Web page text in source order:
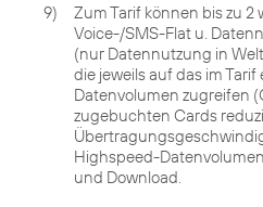
9)
Zum Tarif können bis zu
Voice-/SMS-Flat u.
(nur Datennutzung in
die jeweils auf das im
Datenvolumen zugreifen
zugebuchten Cards
Highspeed-
und Download.